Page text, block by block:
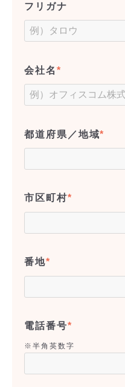
フリガナ
会社名 *
都道府県／地域*
市区町村*
番地*
電話番号*
※半角英数字